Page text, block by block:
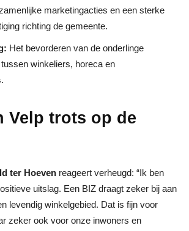
marketingacties en een sterke
richting de gemeente.
Het bevorderen van de onderlinge
winkeliers, horeca en
Velp trots op de
ter Hoeven reageert verheugd: “Ik ben
uitslag. Een BIZ draagt zeker bij aan
levendig winkelgebied. Dat is fijn voor
zeker ook voor onze inwoners en